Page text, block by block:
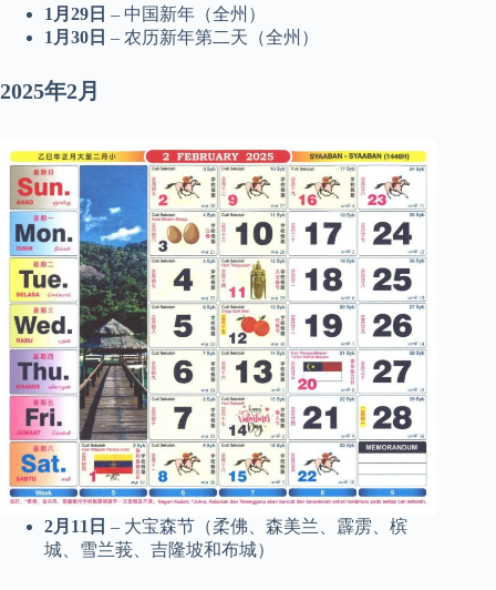
1月29日 – 中国新年（全州）
1月30日 – 农历新年第二天（全州）
2025年2月
2月11日 – 大宝森节（柔佛、森美兰、霹雳、槟
城、雪兰莪、吉隆坡和布城）